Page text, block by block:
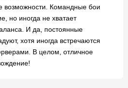
возможности. Командные бои
но иногда не хватает
И да, постоянные
хотя иногда встречаются
В целом, отличное